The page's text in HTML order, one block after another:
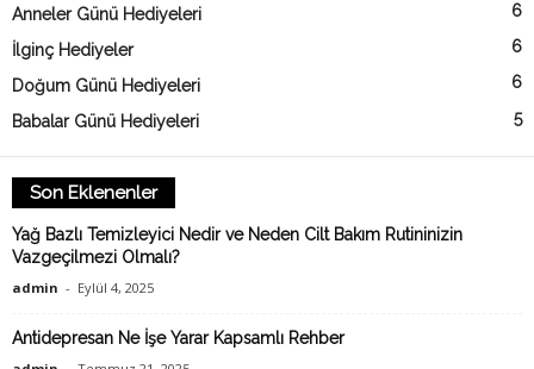
Anneler Günü Hediyeleri 6
İlginç Hediyeler 6
Doğum Günü Hediyeleri 6
Babalar Günü Hediyeleri 5
Son Eklenenler
Yağ Bazlı Temizleyici Nedir ve Neden Cilt Bakım Rutininizin
Vazgeçilmezi Olmalı?
admin - Eylül 4, 2025
Antidepresan Ne İşe Yarar Kapsamlı Rehber